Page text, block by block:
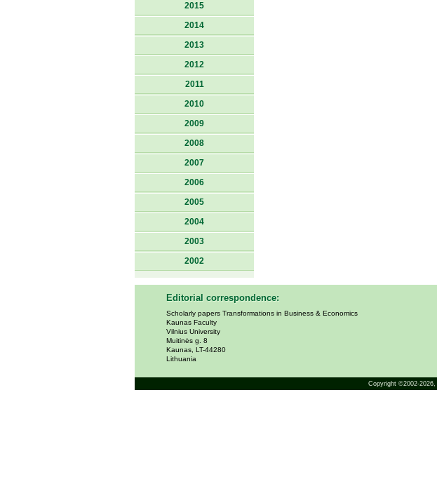
2015
2014
2013
2012
2011
2010
2009
2008
2007
2006
2005
2004
2003
2002
Editorial correspondence:
Scholarly papers Transformations in Business & Economics
Kaunas Faculty
Vilnius University
Muitinės g. 8
Kaunas, LT-44280
Lithuania
Copyright ©2002-2026,